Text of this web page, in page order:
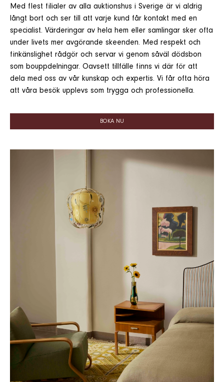
Med flest filialer av alla auktionshus i Sverige är vi aldrig
långt bort och ser till att varje kund får kontakt med en
specialist. Värderingar av hela hem eller samlingar sker ofta
under livets mer avgörande skeenden. Med respekt och
finkänslighet rådgör och servar vi genom såväl dödsbon
som bouppdelningar. Oavsett tillfälle finns vi där för att
dela med oss av vår kunskap och expertis. Vi får ofta höra
att våra besök upplevs som trygga och professionella.
BOKA NU